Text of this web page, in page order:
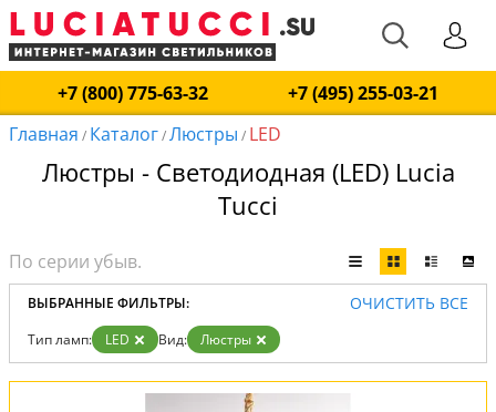
+7 (800) 775-63-32
+7 (495) 255-03-21
Главная / Каталог/Люстры / LED
Люстры - Светодиодная (LED) Lucia
Tucci
ВЫБРАННЫЕ ФИЛЬТРЫ: ОЧИСТИТЬ ВСЕ
Тип ламп: LED Вид: Люстры